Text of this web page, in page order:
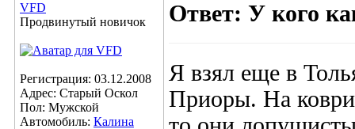
VFD
Продвинутый новичок
Регистрация: 03.12.2008
Адрес: Старый Оскол
Пол: Мужской
Автомобиль: Калина
Ответ: У кого
Я взял еще в
Приоры. На